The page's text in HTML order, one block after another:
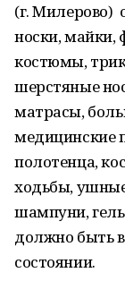
(г. Милерово)
носки,
костюмы,
шерстяные
матрасы,
медицинские
полотенца,
ходьбы,
шампуни,
должно быть
состоянии.